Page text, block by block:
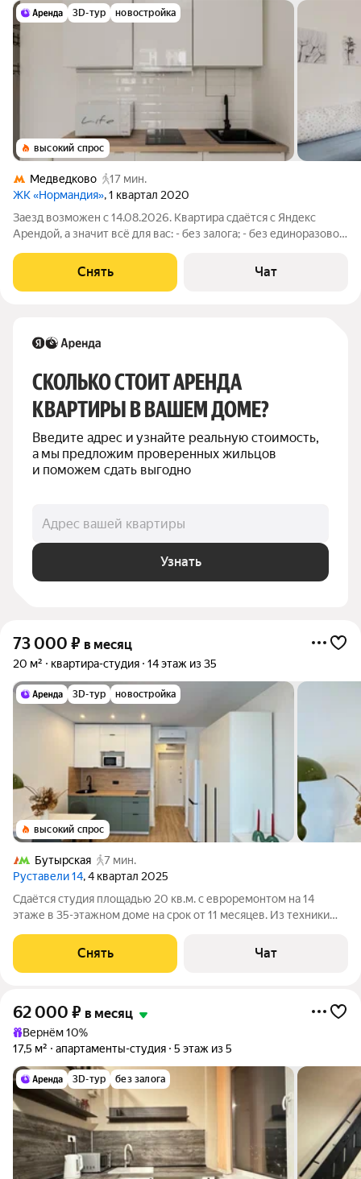
3D-тур новостройка
высокий спрос
Медведково
17 мин.
ЖК «Нормандия», 1 квартал 2020
Заезд возможен с 14.08.2026. Квартира сдаётся с Яндекс
Арендой, а значит всё для вас: - без залога; - без единоразовой
проживания. Мы можем показать вам квартиру онлайн это так
же детально,
Снять Чат
СКОЛЬКО СТОИТ АРЕНДА
КВАРТИРЫ В ВАШЕМ ДОМЕ?
Введите адрес и узнайте реальную стоимость,
а мы предложим проверенных жильцов
и поможем сдать выгодно
Адрес вашей квартиры
Узнать
73 000 ₽ в месяц
20 м² квартира-студия 14 этаж из 35
3D-тур новостройка
высокий спрос
Бутырская
7 мин.
Руставели 14, 4 квартал 2025
Сдаётся студия площадью 20 кв.м. с евроремонтом на 14
этаже в 35-этажном доме на срок от 11 месяцев. Из техники
выходят во двор. В подъезде
Снять Чат
62 000 ₽ в месяц
Вернём 10%
17,5 м²
апартаменты-студия 5 этаж из 5
3D-тур без залога